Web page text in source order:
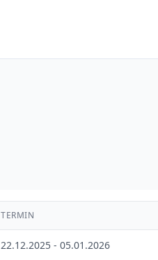
TERMIN
22.12.2025 - 05.01.2026